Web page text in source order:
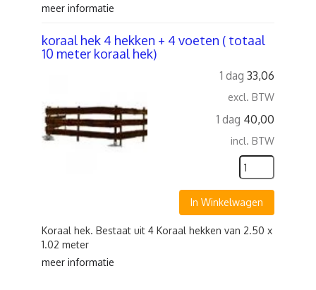
meer informatie
koraal hek 4 hekken + 4 voeten ( totaal
10 meter koraal hek)
1 dag 33,06
excl. BTW
1 dag 40,00
incl. BTW
In Winkelwagen
Koraal hek. Bestaat uit 4 Koraal hekken van 2.50 x
1.02 meter
meer informatie